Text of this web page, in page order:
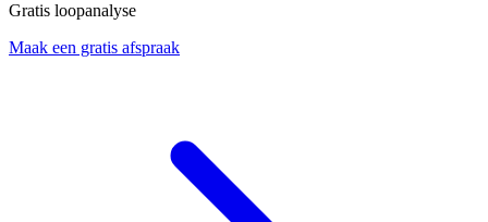
Gratis loopanalyse
Maak een gratis afspraak